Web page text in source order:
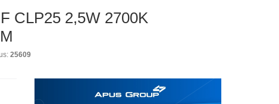
CLP25 2,5W 2700K
25609